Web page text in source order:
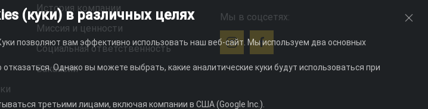
История компании
Миссия и ценности
Социальная ответственность
Вакансии
Мы в соцсетях:
(куки) в различных целях
позволяют вам эффективно использовать наш веб-сайт. Мы используем два основных
Однако вы можете выбрать, какие аналитические куки будут использоваться при
третьими лицами, включая компании в США (Google Inc.).